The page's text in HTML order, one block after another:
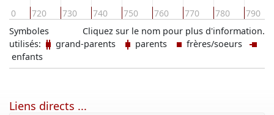
710 720 730 740 750 760 770 780 790
Cliquez sur le nom pour plus d'information.
Symboles
utilisés:
grand-parents parents
frères/soeurs
enfants
Liens directs ...